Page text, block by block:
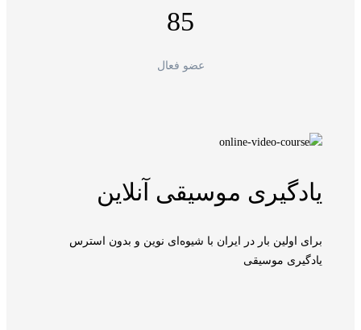
85
عضو فعال
یادگیری موسیقی آنلاین
برای اولین بار در ایران با شیوه‌ای نوین و بدون استرس
یادگیری موسیقی